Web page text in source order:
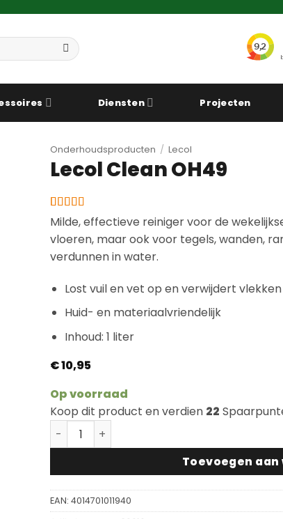
Diensten Projecten
Onderhoudsproducten / Lecol
Lecol Clean OH49
Gewaardeerd
4.33op 5
gebaseerd
op
3
klantbeoordelingen
Milde, effectieve reiniger voor de
vloeren, maar ook voor tegels, wanden,
verdunnen in water.
Lost vuil en vet op en verwijdert vlekken
Huid- en materiaalvriendelijk
Inhoud: 1 liter
€10,95
Op voorraad
Koop dit product en verdien 22
Lecol Clean OH49 aantal
Toevoegen
EAN: 4014701011940